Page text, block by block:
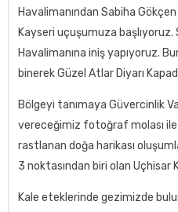
Havalimanından Sabiha
Kayseri uçuşumuza
Havalimanına iniş yapıyoruz.
binerek Güzel Atlar Diyarı
Bölgeyi tanımaya Güvercinlik
vereceğimiz fotoğraf molası
rastlanan doğa harikası
3 noktasından biri olan Uçhisar
Kale eteklerinde gezimizde